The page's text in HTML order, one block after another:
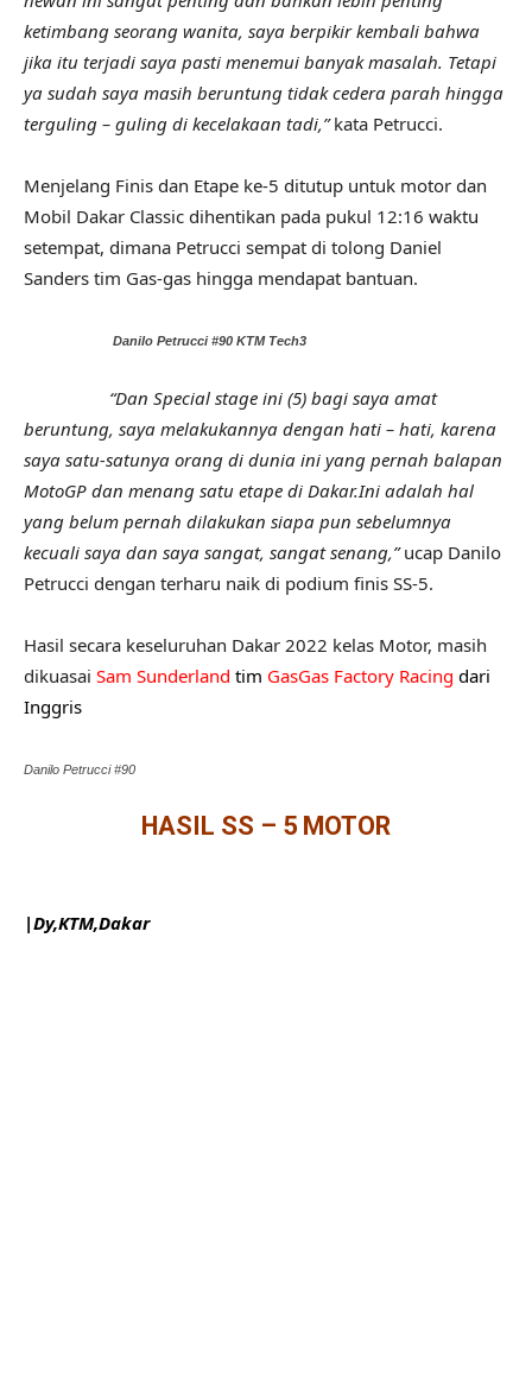
ketimbang seorang wanita, saya berpikir kembali bahwa
jika itu terjadi saya pasti menemui banyak masalah. Tetapi
ya sudah saya masih beruntung tidak cedera parah hingga
terguling – guling di kecelakaan tadi,”kata Petrucci.
Menjelang Finis dan Etape ke-5 ditutup untuk motor dan
Mobil Dakar Classic dihentikan pada pukul 12:16 waktu
setempat, dimana Petrucci sempat di tolong Daniel
Sanders tim Gas-gas hingga mendapat bantuan.
Danilo Petrucci #90 KTM Tech3
“Dan Special stage ini (5) bagi saya amat
beruntung, saya melakukannya dengan hati – hati, karena
saya satu-satunya orang di dunia ini yang pernah balapan
MotoGP dan menang satu etape di Dakar.Ini adalah hal
yang belum pernah dilakukan siapa pun sebelumnya
kecuali saya dan saya sangat, sangat senang,”ucap Danilo
Petrucci dengan terharu naik di podium finis SS-5.
Hasil secara keseluruhan Dakar 2022 kelas Motor, masih
dikuasai Sam Sunderland tim GasGas Factory Racing dari
Inggris
Danilo Petrucci #90
HASIL SS – 5 MOTOR
|Dy,KTM,Dakar